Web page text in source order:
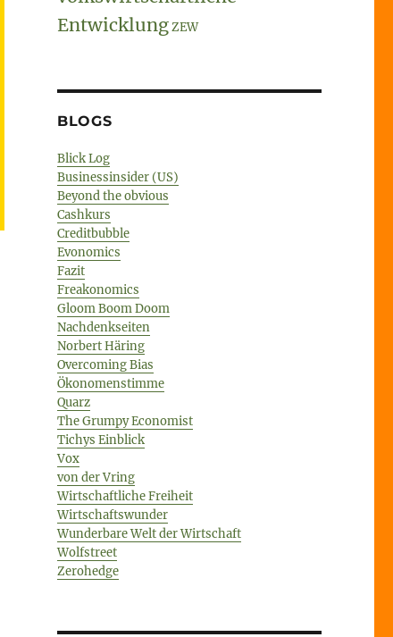
EntwicklungZEW
BLOGS
Blick Log
Businessinsider (US)
Beyond the obvious
Cashkurs
Creditbubble
Evonomics
Fazit
Freakonomics
Gloom Boom Doom
Nachdenkseiten
Norbert Häring
Overcoming Bias
Ökonomenstimme
Quarz
The Grumpy Economist
Tichys Einblick
Vox
von der Vring
Wirtschaftliche Freiheit
Wirtschaftswunder
Wunderbare Welt der Wirtschaft
Wolfstreet
Zerohedge